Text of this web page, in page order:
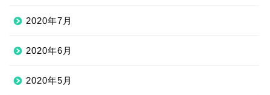
2020年7月
2020年6月
2020年5月